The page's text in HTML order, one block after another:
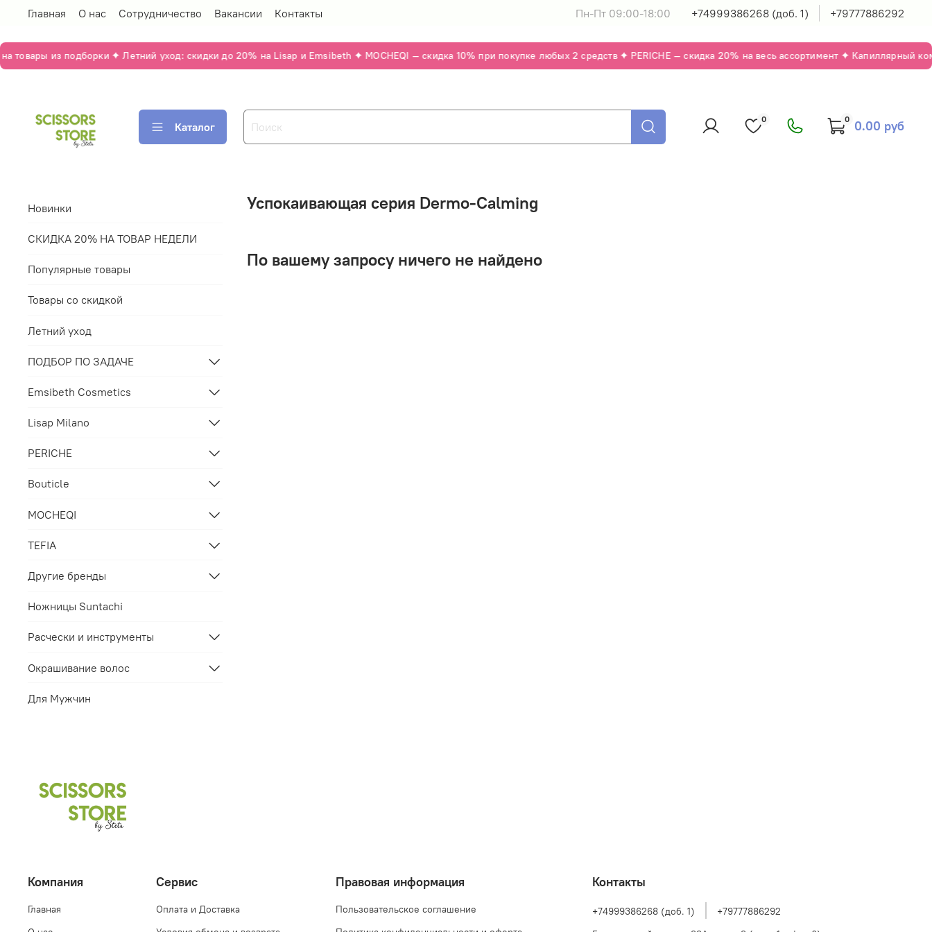
Главная О нас Сотрудничество Вакансии Контакты Пн-Пт 09:00-18:00 +74999386268 (доб. 1) +79777886292
товары из подборки ✦ Летний уход: скидки до 20% на Lisap и Emsibeth ✦ MOCHEQI — скидка 10% при покупке любых 2 средств ✦ PERICHE — скидка 20% на весь ассортимент ✦
Каталог
0 0 0.00 руб
Успокаивающая серия Dermo-Calming
По вашему запросу ничего не найдено
Новинки
СКИДКА 20% НА ТОВАР НЕДЕЛИ
Популярные товары
Товары со скидкой
Летний уход
ПОДБОР ПО ЗАДАЧЕ
Emsibeth Cosmetics
Lisap Milano
PERICHE
Bouticle
MOCHEQI
TEFIA
Другие бренды
Ножницы Suntachi
Расчески и инструменты
Окрашивание волос
Для Мужчин
Компания
Главная
Сервис
Оплата и Доставка
Правовая информация
Пользовательское соглашение
Контакты
+74999386268 (доб. 1)
+79777886292